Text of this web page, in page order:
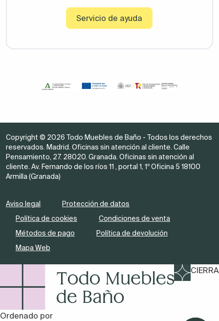
Servicio de ayuda
Copyright © 2026 Todo Muebles de Baño - Todos los derechos
reservados. Madrid. Oficinas sin atención al cliente. Calle
Pensamiento, 27. 28020. Granada. Oficinas sin atención al
cliente. Av. Fernando de los ríos 11 , portal 1, 1º Oficina 5 18100
Armilla (Granada)
Aviso legal
Protección de datos
Política de cookies
Condiciones de venta
Métodos de pago
Política de devolución
Mapa Web
CIERRA
Ordenado por